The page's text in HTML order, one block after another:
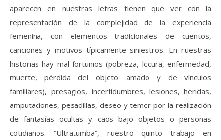
aparecen en nuestras letras tienen que ver con la
representación de la complejidad de la experiencia
femenina, con elementos tradicionales de cuentos,
canciones y motivos típicamente siniestros. En nuestras
historias hay mal fortunios (pobreza, locura, enfermedad,
muerte, pérdida del objeto amado y de vínculos
familiares), presagios, incertidumbres, lesiones, heridas,
amputaciones, pesadillas, deseo y temor por la realización
de fantasías ocultas y caos bajo objetos o personas
cotidianos. “Ultratumba”, nuestro quinto trabajo en